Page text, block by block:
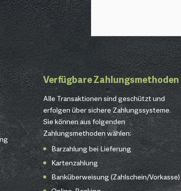
Verfügbare Zahlungsmethoden
Alle Transaktionen sind geschützt und
erfolgen über sichere Zahlungssysteme.
Sie können aus folgenden
Zahlungsmethoden wählen:
Barzahlung bei Lieferung
Kartenzahlung
Banküberweisung (Zahlschein/Vorkasse)